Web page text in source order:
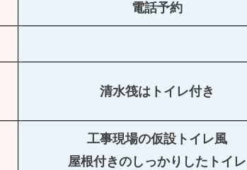
電話予約
清水筏はトイレ付き
工事現場の仮設トイレ風
屋根付きのしっかりしたトイレ